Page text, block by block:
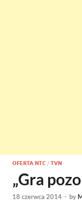
OFERTA NTC / TVN
„Gra
18 czerwca 2014 - by